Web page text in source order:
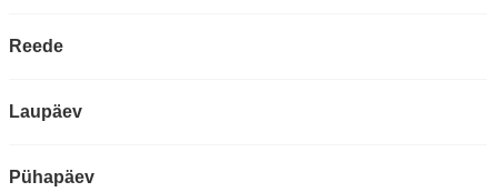
Reede
Laupäev
Pühapäev